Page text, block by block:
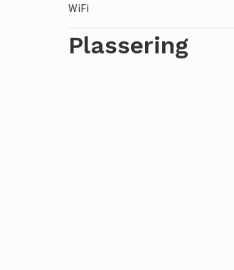
WiFi
Plassering